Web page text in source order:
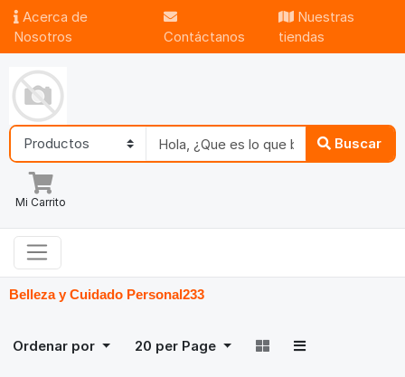
Acerca de
Nosotros
Contáctanos
Nuestras
tiendas
Buscar
Mi Carrito
Belleza y Cuidado Personal233
Ordenar por 20 per Page